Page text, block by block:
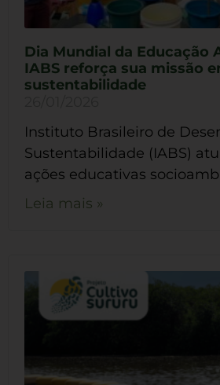
Dia Mundial da Educação
IABS reforça sua missão
sustentabilidade
Instituto Brasileiro de
Sustentabilidade (IABS)
ações educativas
Leia mais »